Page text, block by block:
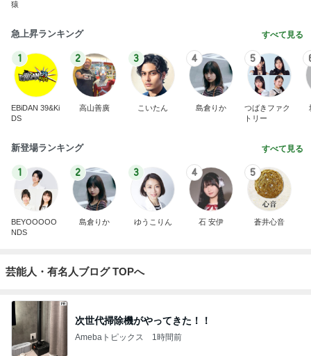
猿
急上昇ランキング すべて見る
1
EBiDAN 39&Ki
DS
2
高山善廣
3
こいたん
4
島倉りか
5
つばきファク
トリー
新登場ランキング すべて見る
1
BEYOOOOO
NDS
2
島倉りか
3
ゆうこりん
4
石 安伊
5
蒼井心音
芸能人・有名人ブログ TOPへ
次世代掃除機がやってきた！！
Amebaトピックス 1時間前